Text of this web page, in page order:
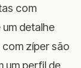
com
detalhe
zíper são
um perfil de